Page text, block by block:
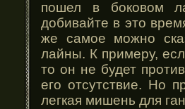
пошел в боковом
добивайте в это
же самое можно
лайны. К примеру,
то он не будет
его отсутствие. Но
легкая мишень для